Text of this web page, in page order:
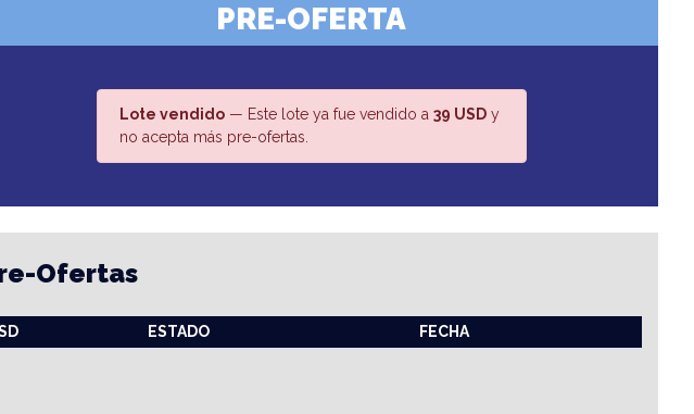
PRE-OFERTA
Lote vendido— Este lote ya fue vendido a 39 USDy
no acepta más pre-ofertas.
Ofertas
ESTADO FECHA